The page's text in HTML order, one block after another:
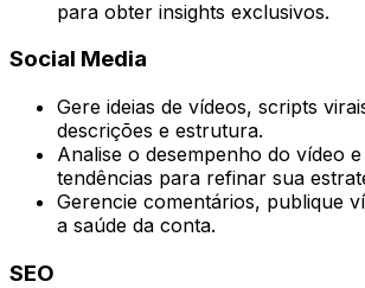
para obter insights exclusivos.
Social Media
Gere ideias de vídeos, scripts
descrições e estrutura.
Analise o desempenho do vídeo
tendências para refinar sua
Gerencie comentários, publique
a saúde da conta.
SEO